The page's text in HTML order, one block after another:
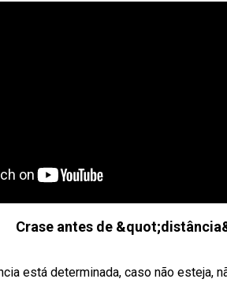
Crase antes de
está determinada, caso não esteja,